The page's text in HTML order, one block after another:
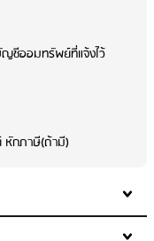
ญชีออมทรัพย์ที่แจ้งไว้
หักภาษี(ถ้ามี)